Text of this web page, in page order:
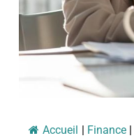
Accueil Finance